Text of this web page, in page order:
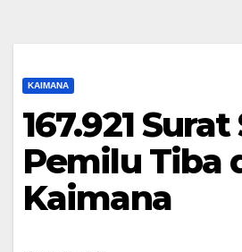
KAIMANA
167.921
Pemilu Tiba
Kaimana